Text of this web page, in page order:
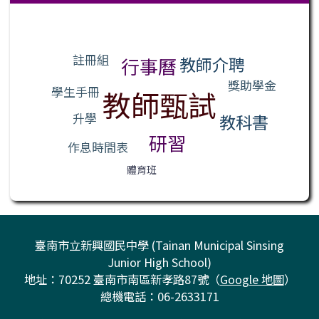
註冊組 行事曆教師介聘
學生手冊 教師甄試
獎助學金
升學
教科書
作息時間表 研習
體育班
臺南市立新興國民中學 (Tainan Municipal Sinsing
Junior High School)
地址：70252 臺南市南區新孝路87號（Google 地圖）
總機電話：06-2633171